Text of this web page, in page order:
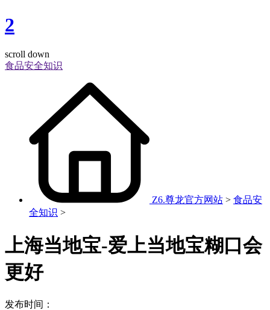
2
scroll down
食品安全知识
Z6.尊龙官方网站 > 食品安
全知识 >
上海当地宝-爱上当地宝糊口会
更好
发布时间：